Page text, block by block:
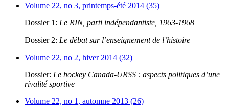
Volume 22, no 3, printemps-été 2014 (35)
Dossier 1: Le RIN, parti indépendantiste, 1963-1968
Dossier 2: Le débat sur l’enseignement de l’histoire
Volume 22, no 2, hiver 2014 (32)
Dossier: Le hockey Canada-URSS : aspects politiques d’une
rivalité sportive
Volume 22, no 1, automne 2013 (26)